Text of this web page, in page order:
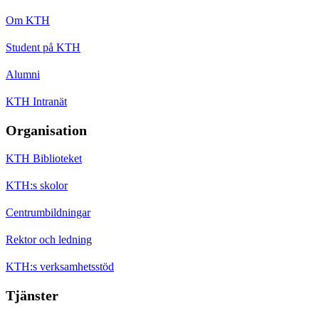
Om KTH
Student på KTH
Alumni
KTH Intranät
Organisation
KTH Biblioteket
KTH:s skolor
Centrumbildningar
Rektor och ledning
KTH:s verksamhetsstöd
Tjänster